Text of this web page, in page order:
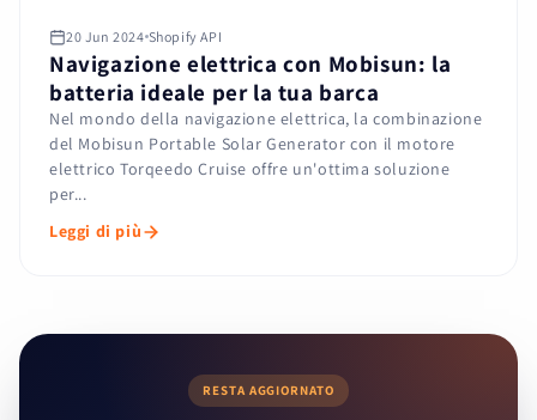
20 Jun 2024 Shopify API
Navigazione elettrica con Mobisun: la
batteria ideale per la tua barca
Nel mondo della navigazione elettrica, la combinazione
del Mobisun Portable Solar Generator con il motore
elettrico Torqeedo Cruise offre un'ottima soluzione
per...
Leggi di più
RESTA AGGIORNATO